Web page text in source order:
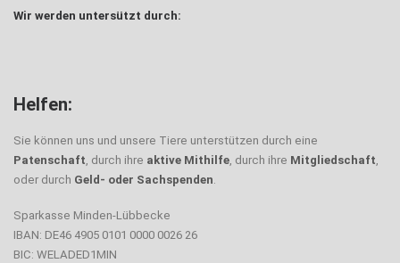
Wir werden untersützt durch:
Helfen:
Sie können uns und unsere Tiere unterstützen durch eine
Patenschaft, durch ihre aktive Mithilfe, durch ihre Mitgliedschaft,
oder durch Geld- oder Sachspenden.
Sparkasse Minden-Lübbecke
IBAN: DE46 4905 0101 0000 0026 26
BIC: WELADED1MIN